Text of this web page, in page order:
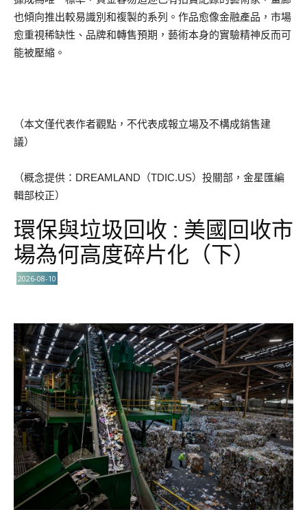
也傾向推出較易識別和複製的系列。作品愈像金融產品，市場
愈重視稀缺性、品牌和轉售預期，藝術本身的實驗精神反而可
能被壓縮。
（本文僅代表作者觀點，不代表成報立場及不構成銷售建
議）
（概念提供：DREAMLAND（TDIC.US）投關部，金星匯編
輯部校正）
環保與垃圾回收 : 美國回收市
場為何高度碎片化（下）
2026-08-10